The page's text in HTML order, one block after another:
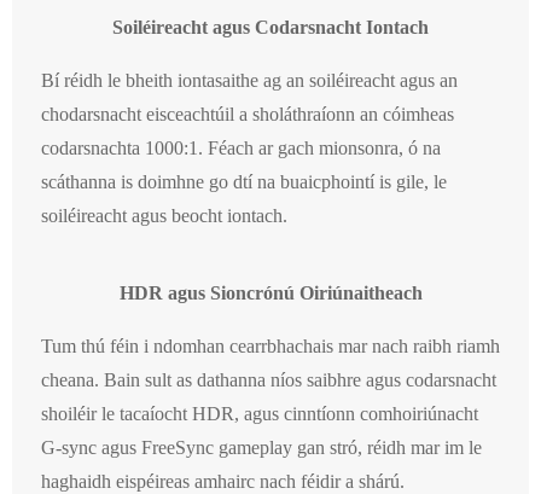
Soiléireacht agus Codarsnacht Iontach
Bí réidh le bheith iontasaithe ag an soiléireacht agus an
chodarsnacht eisceachtúil a sholáthraíonn an cóimheas
codarsnachta 1000:1. Féach ar gach mionsonra, ó na
scáthanna is doimhne go dtí na buaicphointí is gile, le
soiléireacht agus beocht iontach.
HDR agus Sioncrónú Oiriúnaitheach
Tum thú féin i ndomhan cearrbhachais mar nach raibh riamh
cheana. Bain sult as dathanna níos saibhre agus codarsnacht
shoiléir le tacaíocht HDR, agus cinntíonn comhoiriúnacht
G-sync agus FreeSync gameplay gan stró, réidh mar im le
haghaidh eispéireas amhairc nach féidir a shárú.